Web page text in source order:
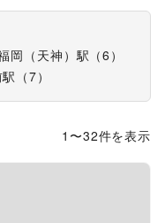
岡（天神）駅 （6 ）
（7）
1 〜32件を表示